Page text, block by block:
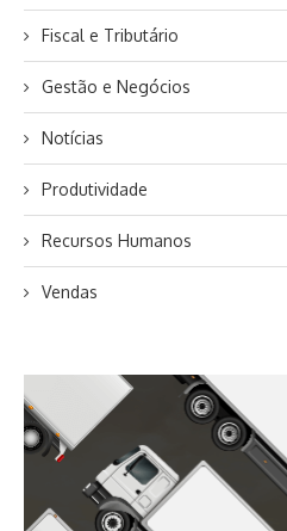
Fiscal e Tributário
Gestão e Negócios
Notícias
Produtividade
Recursos Humanos
Vendas